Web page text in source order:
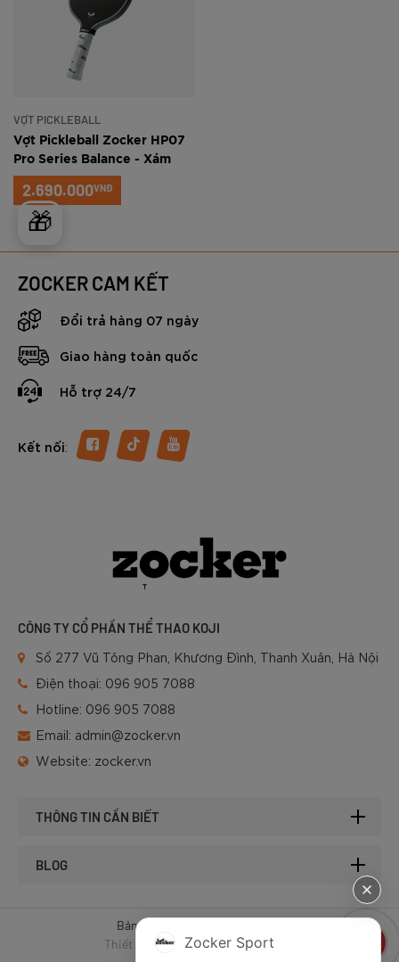
🎁
VỢT PICKLEBALL
Vợt Pickleball Zocker HP07
Pro Series Balance - Xám
2.690.000VNĐ
ZOCKER CAM KẾT
Đổi trả hàng 07 ngày
Giao hàng toàn quốc
Hỗ trợ 24/7
Kết nối:
CÔNG TY CỔ PHẦN THỂ THAO KOJI
Số 277 Vũ Tông Phan, Khương Đình, Thanh Xuân, Hà Nội
Điện thoại: 096 905 7088
Hotline: 096 905 7088
Email: admin@zocker.vn
Website: zocker.vn
THÔNG TIN CẦN BIẾT
BLOG
Bản quyền © 2025 của Zocker.
Thiết kế website & SEO - Tất Thành
Zocker Sport